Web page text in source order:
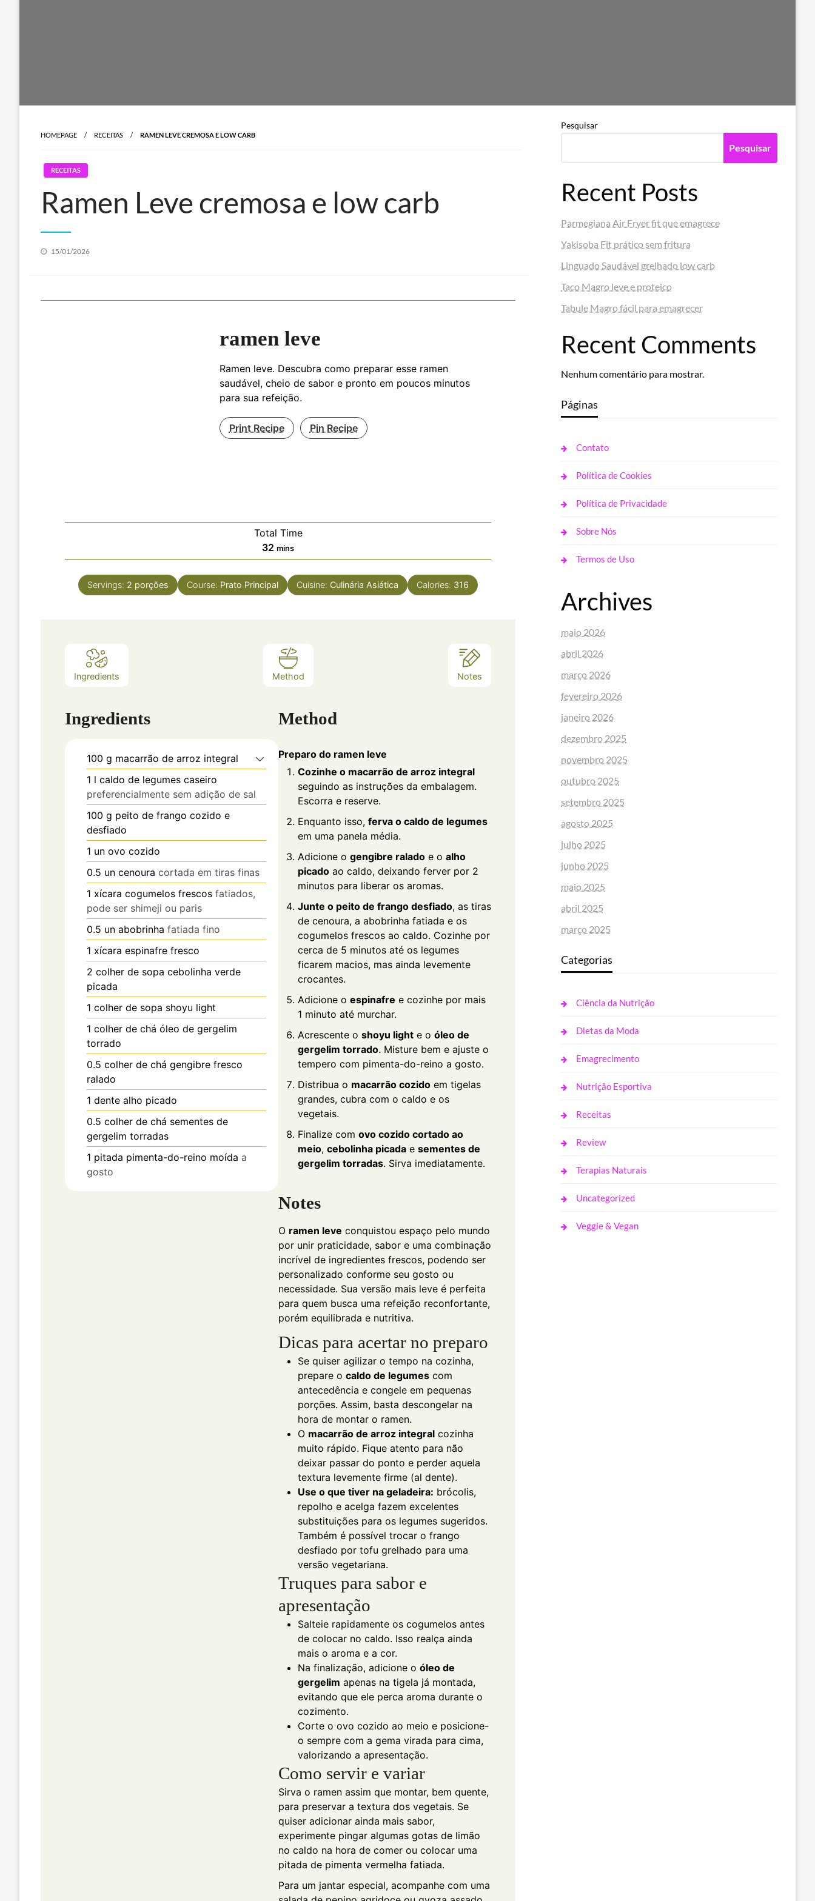
HOMEPAGE RECEITAS RAMEN LEVE CREMOSA E LOW CARB
RECEITAS
Ramen Leve cremosa e low carb
Posted
15/01/2026
ramen leve
Ramen leve. Descubra como preparar esse ramen
saudável, cheio de sabor e pronto em poucos minutos
para sua refeição.
Print Recipe Pin Recipe
Total Time
32 minutes
mins
Servings: 2 porções Course: Prato Principal Cuisine: Culinária Asiática Calories: 316
Ingredients Method Notes
Ingredients
100 g macarrão de arroz integral
1 l caldo de legumes caseiro
preferencialmente sem adição de sal
100 g peito de frango cozido e
desfiado
1 un ovo cozido
0.5 un cenoura cortada em tiras finas
1 xícara cogumelos frescos fatiados,
pode ser shimeji ou paris
0.5 un abobrinha fatiada fino
1 xícara espinafre fresco
2 colher de sopa cebolinha verde
picada
1 colher de sopa shoyu light
1 colher de chá óleo de gergelim
torrado
0.5 colher de chá gengibre fresco
ralado
1 dente alho picado
0.5 colher de chá sementes de
gergelim torradas
1 pitada pimenta-do-reino moída a
gosto
Method
Preparo do ramen leve
Cozinhe o macarrão de arroz integral
seguindo as instruções da embalagem.
Escorra e reserve.
Enquanto isso, ferva o caldo de legumes
em uma panela média.
Adicione o gengibre raladoe o alho
picadoao caldo, deixando ferver por 2
minutos para liberar os aromas.
Junte o peito de frango desfiado, as tiras
de cenoura, a abobrinha fatiada e os
cogumelos frescos ao caldo. Cozinhe por
cerca de 5 minutos até os legumes
ficarem macios, mas ainda levemente
crocantes.
Adicione o espinafre e cozinhe por mais
1 minuto até murchar.
Acrescente o shoyu lighte o óleo de
gergelim torrado. Misture bem e ajuste o
tempero com pimenta-do-reino a gosto.
Distribua o macarrão cozidoem tigelas
grandes, cubra com o caldo e os
vegetais.
Finalize com ovo cozido cortado ao
meio, cebolinha picadae sementes de
gergelim torradas. Sirva imediatamente.
Notes
O ramen leve conquistou espaço pelo mundo
por unir praticidade, sabor e uma combinação
incrível de ingredientes frescos, podendo ser
personalizado conforme seu gosto ou
necessidade. Sua versão mais leve é perfeita
para quem busca uma refeição reconfortante,
porém equilibrada e nutritiva.
Dicas para acertar no preparo
Se quiser agilizar o tempo na cozinha,
prepare o caldo de legumescom
antecedência e congele em pequenas
porções. Assim, basta descongelar na
hora de montar o ramen.
O macarrão de arroz integralcozinha
muito rápido. Fique atento para não
deixar passar do ponto e perder aquela
textura levemente firme (al dente).
Use o que tiver na geladeira: brócolis,
repolho e acelga fazem excelentes
substituições para os legumes sugeridos.
Também é possível trocar o frango
desfiado por tofu grelhado para uma
versão vegetariana.
Truques para sabor e
apresentação
Salteie rapidamente os cogumelos antes
de colocar no caldo. Isso realça ainda
mais o aroma e a cor.
Na finalização, adicione o óleo de
gergelim apenas na tigela já montada,
evitando que ele perca aroma durante o
cozimento.
Corte o ovo cozido ao meio e posicione-
o sempre com a gema virada para cima,
valorizando a apresentação.
Como servir e variar
Sirva o ramen assim que montar, bem quente,
para preservar a textura dos vegetais. Se
quiser adicionar ainda mais sabor,
experimente pingar algumas gotas de limão
no caldo na hora de comer ou colocar uma
pitada de pimenta vermelha fatiada.
Para um jantar especial, acompanhe com uma
Pesquisar
Pesquisar
Recent Posts
Parmegiana Air Fryer fit que emagrece
Yakisoba Fit prático sem fritura
Linguado Saudável grelhado low carb
Taco Magro leve e proteico
Tabule Magro fácil para emagrecer
Recent Comments
Nenhum comentário para mostrar.
Páginas
Contato
Política de Cookies
Política de Privacidade
Sobre Nós
Termos de Uso
Archives
maio 2026
abril 2026
março 2026
fevereiro 2026
janeiro 2026
dezembro 2025
novembro 2025
outubro 2025
setembro 2025
agosto 2025
julho 2025
junho 2025
maio 2025
abril 2025
março 2025
Categorias
Ciência da Nutrição
Dietas da Moda
Emagrecimento
Nutrição Esportiva
Receitas
Review
Terapias Naturais
Uncategorized
Veggie & Vegan